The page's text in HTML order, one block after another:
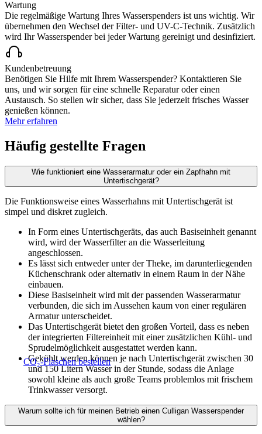
CO₂-Flaschen bestellen
Wartung
Die regelmäßige Wartung Ihres Wasserspenders ist uns wichtig. Wir
übernehmen den Wechsel der Filter- und UV-C-Technik. Zusätzlich
wird Ihr Wasserspender bei jeder Wartung gereinigt und desinfiziert.
Kundenbetreuung
Benötigen Sie Hilfe mit Ihrem Wasserspender? Kontaktieren Sie
uns, und wir sorgen für eine schnelle Reparatur oder einen
Austausch. So stellen wir sicher, dass Sie jederzeit frisches Wasser
genießen können.
Mehr erfahren
Häufig gestellte Fragen
Wie funktioniert eine Wasserarmatur oder ein Zapfhahn mit
Untertischgerät?
Die Funktionsweise eines Wasserhahns mit Untertischgerät ist
simpel und diskret zugleich.
In Form eines Untertischgeräts, das auch Basiseinheit genannt
wird, wird der Wasserfilter an die Wasserleitung
angeschlossen.
Es lässt sich entweder unter der Theke, im darunterliegenden
Küchenschrank oder alternativ in einem Raum in der Nähe
einbauen.
Diese Basiseinheit wird mit der passenden Wasserarmatur
verbunden, die sich im Aussehen kaum von einer regulären
Armatur unterscheidet.
Das Untertischgerät bietet den großen Vorteil, dass es neben
der integrierten Filtereinheit mit einer zusätzlichen Kühl- und
Sprudelmöglichkeit ausgestattet werden kann.
Gekühlt werden können je nach Untertischgerät zwischen 30
und 150 Litern Wasser in der Stunde, sodass die Anlage
sowohl kleine als auch große Teams problemlos mit frischem
Trinkwasser versorgt.
Warum sollte ich für meinen Betrieb einen Culligan Wasserspender
wählen?